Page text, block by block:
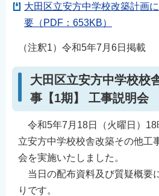
大田区立安方中学校改築計画
要（PDF：653KB）
（注釈1）令和5年7月6日掲載
大田区立安方中学校校
事【1期】 工事説明会
令和5年7月18日（火曜日）18
立安方中学校校舎改築その他工
会を実施いたしました。
当日の配布資料及び質疑概要
りです。